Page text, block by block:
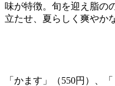
味が特徴。旬を迎え脂の
立たせ、夏らしく爽やか
「かます」（550円）、